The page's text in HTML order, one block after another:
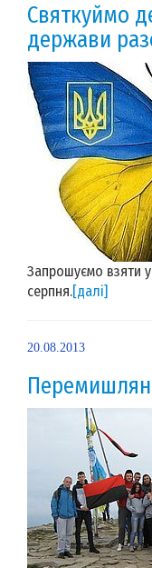
Святкуймо
держави
Запрошуємо взяти
серпня.[далі]
20.08.2013